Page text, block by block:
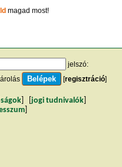
magad most!
jelszó:
[regisztráció]
jogi tudnivalók
]